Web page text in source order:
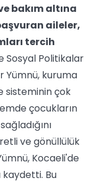
bakım altına
aileler,
tercih
Sosyal Politikalar
Yümnü, kuruma
sisteminin çok
çocukların
ve gönüllülük
Kocaeli'de
kaydetti. Bu